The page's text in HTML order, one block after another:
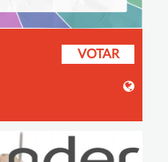
VOTAR